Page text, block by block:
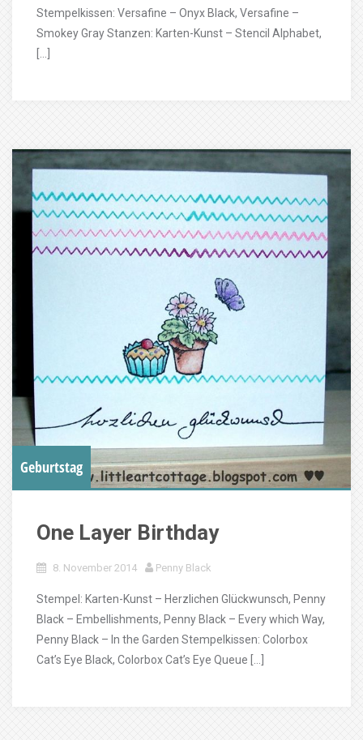
Stempelkissen: Versafine – Onyx Black, Versafine –
Smokey Gray Stanzen: Karten-Kunst – Stencil Alphabet,
Geburtstag
One Layer Birthday
8. November 2014 Penny Black
Stempel: Karten-Kunst – Herzlichen Glückwunsch, Penny
Black – Embellishments, Penny Black – Every which Way,
Penny Black – In the Garden Stempelkissen: Colorbox
Cat’s Eye Black, Colorbox Cat’s Eye Queue […]